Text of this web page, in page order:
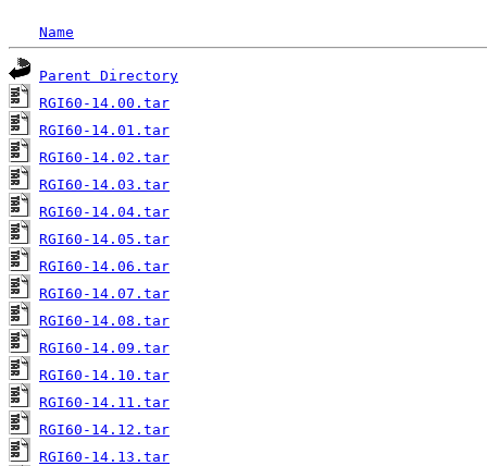
Name
Parent Directory
RGI60-14.00.tar
RGI60-14.01.tar
RGI60-14.02.tar
RGI60-14.03.tar
RGI60-14.04.tar
RGI60-14.05.tar
RGI60-14.06.tar
RGI60-14.07.tar
RGI60-14.08.tar
RGI60-14.09.tar
RGI60-14.10.tar
RGI60-14.11.tar
RGI60-14.12.tar
RGI60-14.13.tar